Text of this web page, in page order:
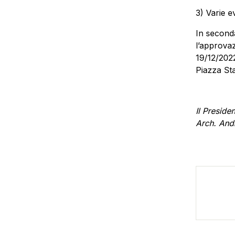
3) Varie
In
19/12/
Piazza
Il
Arch.